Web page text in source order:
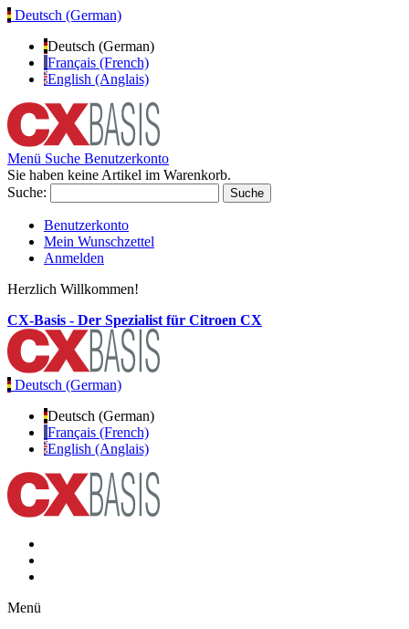
Deutsch (German)
Deutsch (German)
Français (French)
English (Anglais)
Menü Suche Benutzerkonto
Sie haben keine Artikel im Warenkorb.
Suche:
Suche
Benutzerkonto
Mein Wunschzettel
Anmelden
Herzlich Willkommen!
CX-Basis - Der Spezialist für Citroen CX
Deutsch (German)
Deutsch (German)
Français (French)
English (Anglais)
Menü